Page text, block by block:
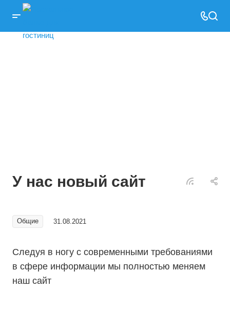
У нас новый сайт
Общие 31.08.2021
Следуя в ногу с современными требованиями
в сфере информации мы полностью меняем
наш сайт